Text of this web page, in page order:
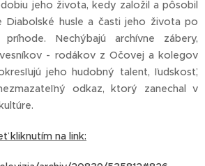
jeho života, kedy založil a pôsobil
Diabolské husle a časti jeho života po
Nechýbajú archívne zábery,
- rodákov z Očovej a kolegov
jeho hudobný talent, ľudskosť,
odkaz, ktorý zanechal v
kliknutím na link: